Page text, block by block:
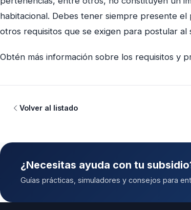
habitacional. Debes tener siempre presente
otros requisitos que se exigen para postular al
Obtén más información sobre los requisitos y
Volver al listado
¿Necesitas ayuda con tu
Guías prácticas, simuladores y consejos para